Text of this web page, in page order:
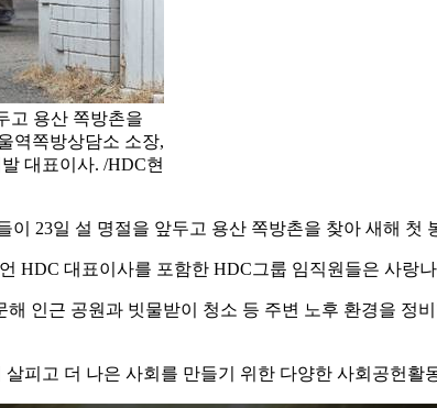
고 용산 쪽방촌을
역쪽방상담소 소장,
대표이사. /HDC현
23일 설 명절을 앞두고 용산 쪽방촌을 찾아 새해 첫
HDC 대표이사를 포함한 HDC그룹 임직원들은 사랑
인근 공원과 빗물받이 청소 등 주변 노후 환경을 정
피고 더 나은 사회를 만들기 위한 다양한 사회공헌활